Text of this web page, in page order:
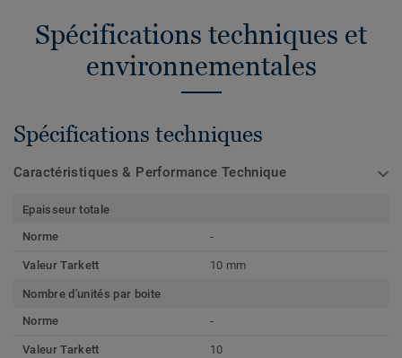
Spécifications techniques et
environnementales
Spécifications techniques
Caractéristiques & Performance Technique
Epaisseur totale
Norme
-
Valeur Tarkett 10 mm
Nombre d'unités par boite
Norme
-
Valeur Tarkett 10